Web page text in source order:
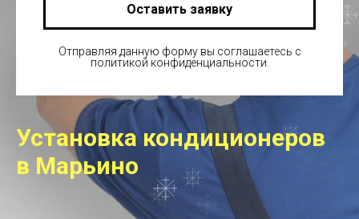
Оставить заявку
Отправляя данную форму вы соглашаетесь с
политикой конфиденциальности.
Установка кондиционеров
в Марьино